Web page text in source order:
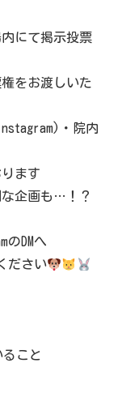
にて掲示投票
をお渡しいた
・院内
ます
企画も…！？
DMへ
ださい
こと